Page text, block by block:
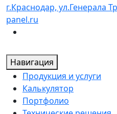
г.Краснодар, ул.Генерала
panel.ru
Навигация
Продукция и услуги
Калькулятор
Портфолио